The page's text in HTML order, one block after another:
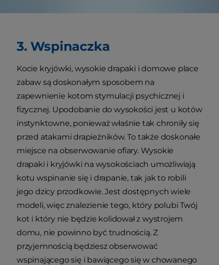
3. Wspinaczka
Kocie kryjówki, wysokie drapaki i domowe place
zabaw są doskonałym sposobem na
zapewnienie kotom stymulacji psychicznej i
fizycznej. Upodobanie do wysokości jest u kotów
instynktowne, ponieważ właśnie tak chroniły się
przed atakami drapieżników. To także doskonałe
miejsce na obserwowanie ofiary. Wysokie
drapaki i kryjówki na wysokościach umożliwiają
kotu wspinanie się i drapanie, tak jak to robili
jego dzicy przodkowie. Jest dostępnych wiele
modeli, więc znalezienie tego, który polubi Twój
kot i który nie będzie kolidował z wystrojem
domu, nie powinno być trudnością. Z
przyjemnością będziesz obserwować
wspinającego się i bawiącego się w chowanego